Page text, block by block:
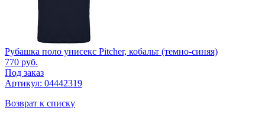
Рубашка поло унисекс Pitcher, кобальт (темно-синяя)
770 руб.
Под заказ
Артикул: 04442319
Возврат к списку